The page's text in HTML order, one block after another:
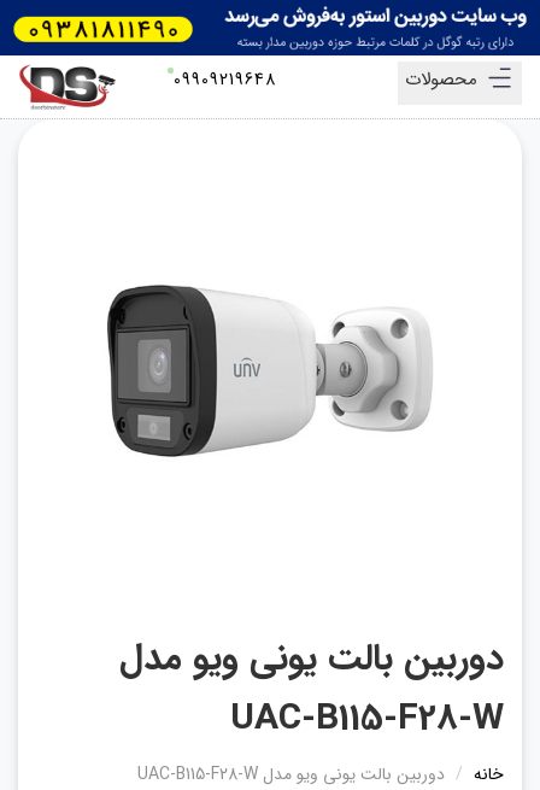
محصولات 09909219648
دوربین بالت یونی ویو مدل
UAC-B115-F28-W
خانه دوربین بالت یونی ویو مدل UAC-B115-F28-W